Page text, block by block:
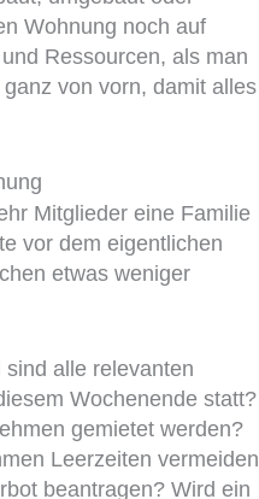
Wohnung noch auf
Ressourcen, als man
von vorn, damit alles
Mitglieder eine Familie
vor dem eigentlichen
etwas weniger
alle relevanten
Wochenende statt?
gemietet werden?
Leerzeiten vermeiden
beantragen? Wird ein